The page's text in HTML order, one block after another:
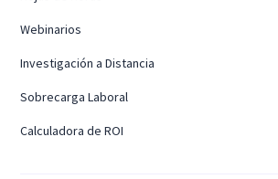
Webinarios
Investigación a Distancia
Sobrecarga Laboral
Calculadora de ROI